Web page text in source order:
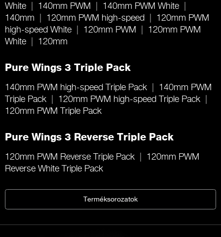
White
140mm PWM
140mm PWM White
140mm
120mm PWM high-speed
120mm PWM
high-speed White
120mm PWM
120mm PWM
White
120mm
Pure Wings 3 Triple Pack
140mm PWM high-speed Triple Pack
140mm PWM
Triple Pack
120mm PWM high-speed Triple Pack
120mm PWM Triple Pack
Pure Wings 3 Reverse Triple Pack
120mm PWM Reverse Triple Pack
120mm PWM
Reverse White Triple Pack
Terméksorozatok